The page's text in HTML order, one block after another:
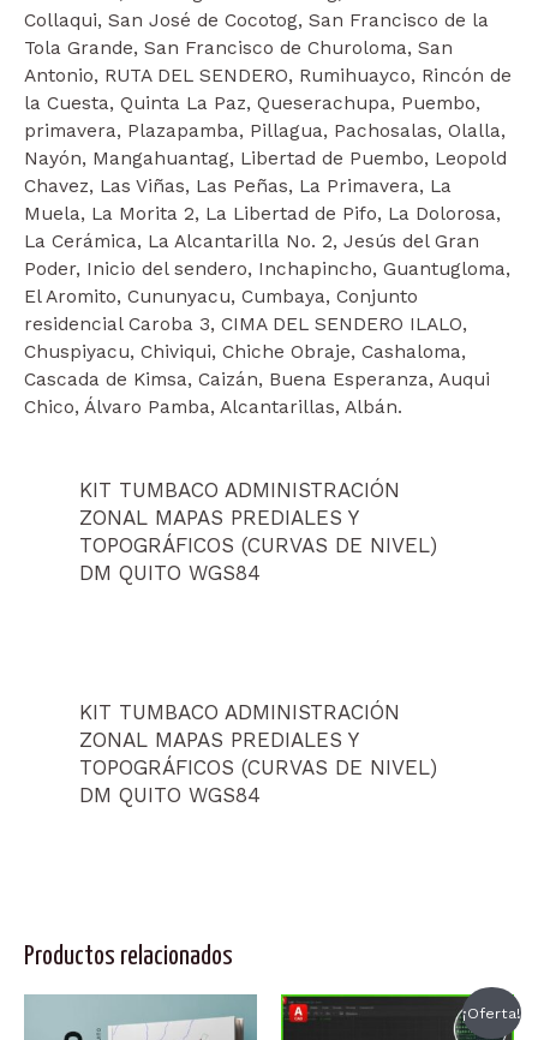
Collaqui, San José de Cocotog, San Francisco de la
Tola Grande, San Francisco de Churoloma, San
Antonio, RUTA DEL SENDERO, Rumihuayco, Rincón de
la Cuesta, Quinta La Paz, Queserachupa, Puembo,
primavera, Plazapamba, Pillagua, Pachosalas, Olalla,
Nayón, Mangahuantag, Libertad de Puembo, Leopold
Chavez, Las Viñas, Las Peñas, La Primavera, La
Muela, La Morita 2, La Libertad de Pifo, La Dolorosa,
La Cerámica, La Alcantarilla No. 2, Jesús del Gran
Poder, Inicio del sendero, Inchapincho, Guantugloma,
El Aromito, Cununyacu, Cumbaya, Conjunto
residencial Caroba 3, CIMA DEL SENDERO ILALO,
Chuspiyacu, Chiviqui, Chiche Obraje, Cashaloma,
Cascada de Kimsa, Caizán, Buena Esperanza, Auqui
Chico, Álvaro Pamba, Alcantarillas, Albán.
KIT TUMBACO ADMINISTRACIÓN
ZONAL MAPAS PREDIALES Y
TOPOGRÁFICOS (CURVAS DE NIVEL)
DM QUITO WGS84
KIT TUMBACO ADMINISTRACIÓN
ZONAL MAPAS PREDIALES Y
TOPOGRÁFICOS (CURVAS DE NIVEL)
DM QUITO WGS84
Productos relacionados
¡Oferta!